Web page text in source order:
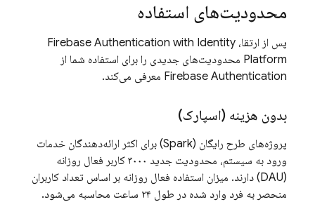
محدودیت‌های استفاده
پس از ارتقا، Firebase Authentication with Identity
Platformمحدودیت‌های جدیدی را برای استفاده شما از
Firebase Authenticationمعرفی می‌کند.
بدون هزینه (اسپارک)
پروژه‌های طرح رایگان (Spark) برای اکثر ارائه‌دهندگان خدمات
ورود به سیستم، محدودیت جدید ۳۰۰۰ کاربر فعال روزانه
(DAU) دارند. میزان استفاده فعال روزانه بر اساس تعداد کاربران
منحصر به فرد وارد شده در طول ۲۴ ساعت محاسبه می‌شود.